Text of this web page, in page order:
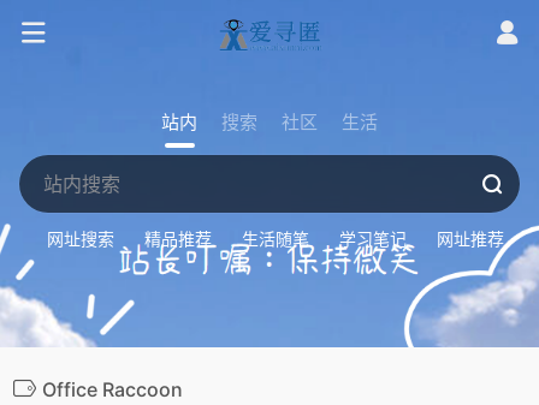
站内 搜索 社区 生活
网址搜索 精品推荐 生活随笔 学习笔记 网址推荐
Office Raccoon